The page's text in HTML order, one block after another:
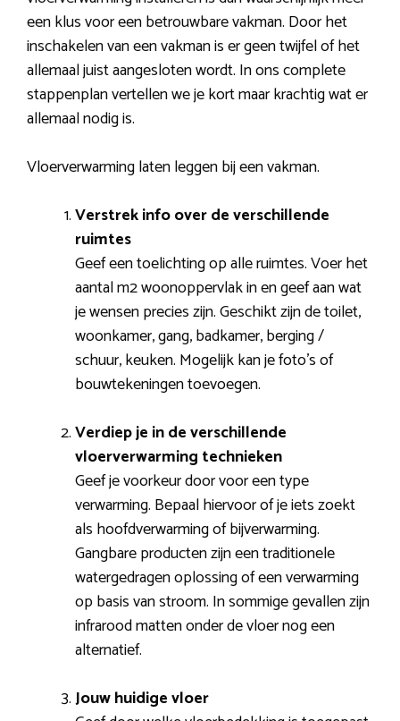
een klus voor een betrouwbare vakman. Door het
inschakelen van een vakman is er geen twijfel of het
allemaal juist aangesloten wordt. In ons complete
stappenplan vertellen we je kort maar krachtig wat er
allemaal nodig is.
Vloerverwarming laten leggen bij een vakman.
Verstrek info over de verschillende
ruimtes
Geef een toelichting op alle ruimtes. Voer het
aantal m2 woonoppervlak in en geef aan wat
je wensen precies zijn. Geschikt zijn de toilet,
woonkamer, gang, badkamer, berging /
schuur, keuken. Mogelijk kan je foto’s of
bouwtekeningen toevoegen.
Verdiep je in de verschillende
vloerverwarming technieken
Geef je voorkeur door voor een type
verwarming. Bepaal hiervoor of je iets zoekt
als hoofdverwarming of bijverwarming.
Gangbare producten zijn een traditionele
watergedragen oplossing of een verwarming
op basis van stroom. In sommige gevallen zijn
infrarood matten onder de vloer nog een
alternatief.
Jouw huidige vloer